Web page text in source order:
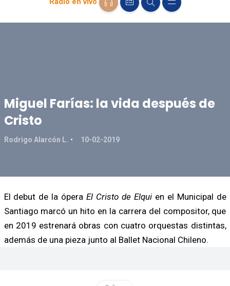
Miguel Farías: la vida después de
Cristo
Rodrigo Alarcón L. 10-02-2019
El debut de la óperaEl Cristo de Elquien el Municipal de
Santiago marcó un hito en la carrera del compositor, que
en 2019 estrenará obras con cuatro orquestas distintas,
además de una pieza junto al Ballet Nacional Chileno.